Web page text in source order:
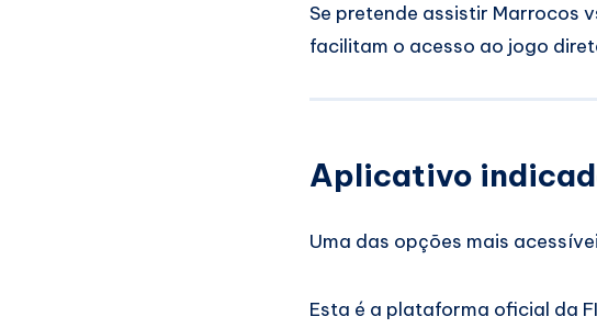
Se pretende assistir Marrocos
facilitam o acesso ao jogo
Aplicativo
Uma das opções mais
Esta é a plataforma oficial da